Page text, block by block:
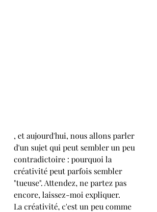
, et aujourd'hui, nous allons parler
d'un sujet qui peut sembler un peu
contradictoire : pourquoi la
créativité peut parfois sembler
"tueuse". Attendez, ne partez pas
encore, laissez-moi expliquer.
La créativité, c'est un peu comme